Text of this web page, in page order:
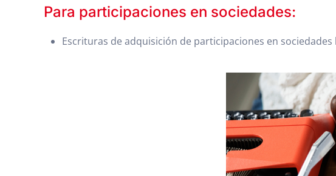
Para participaciones en sociedades:
Escrituras de adquisición de participaciones en